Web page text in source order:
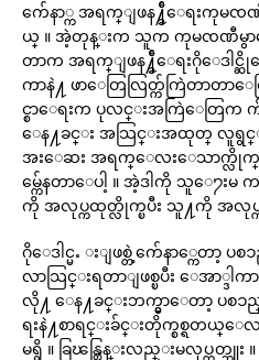
က်ေနာ္က အရက္ျဖန႔္ခ်ီေရးကုမၸဏီ
ယ္ ။ အဲ့တုန္းက သူက ကုမၸဏီမွာမ
တာက အရက္ျဖန႔္ခ်ီေရးဂိုေဒါင္
ကာနဲ႔ ဖာေတြလြတ္က်ကြဲတာတာ
င္စာေရးက ပုလင္းအကြဲေတြက က်
ေန႔ခင္း အသြင္းအထုတ္ လူရွင္း
အးေဆး အရက္ေလးေသာက္လိုက္
မ္က်ေနတာေပါ့ ။ အဲ့ဒါကို သူေ႒းမ
ကို အလုပ္ကထုတ္လိုက္ၿပီး သူ႔ကို အလုပ္က
ဂိုေဒါင္မႉ းျဖစ္တဲ့က်ေနာ္ကေတာ့
လာသြင္းရတာျဖစ္ၿပီး ေအာ္ဒါက
လို႔ ေန႔ခင္းဘက္မွာေတာ့ ပစ
ရးနဲ႔စာရင္းခ်င္းတိုက္စစ္ရတယ္ေ
မရွိ ။ ခြၽန္တြန္းလည္းမလုပ္တတ္